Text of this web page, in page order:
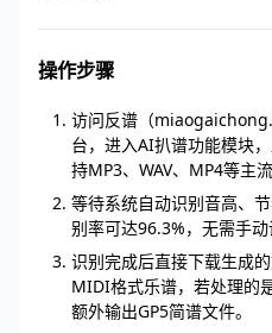
操作步骤
访问反谱（
台，进入AI扒谱功能模块
持MP3、WAV、MP4等主流
等待系统自动识别音高、
别率可达96.3%，无需手动
识别完成后直接下载生成
MIDI格式乐谱，若处理的
额外输出GP5简谱文件。